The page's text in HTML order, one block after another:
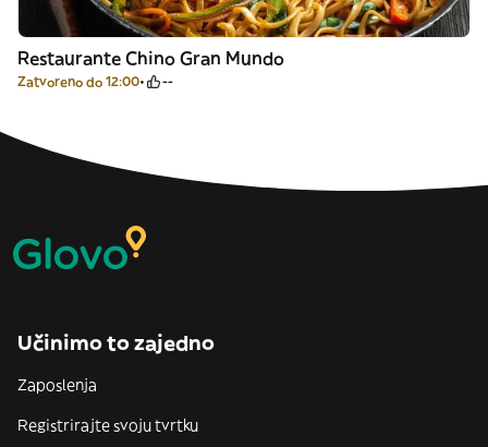
Restaurante Chino Gran Mundo
Zatvoreno do 12:00 --
Učinimo to zajedno
Zaposlenja
Registrirajte svoju tvrtku